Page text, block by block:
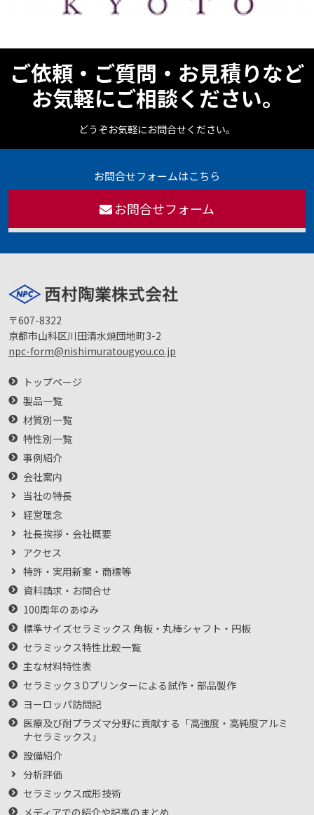
ご依頼・ご質問・お見積りなど
お気軽にご相談ください。
どうぞお気軽にお問合せください。
お問合せフォームはこちら
お問合せフォーム
〒607-8322
京都市山科区川田清水焼団地町3-2
npc-form@nishimuratougyou.co.jp
トップページ
製品一覧
材質別一覧
特性別一覧
事例紹介
会社案内
当社の特長
経営理念
社長挨拶・会社概要
アクセス
特許・実用新案・商標等
資料請求・お問合せ
100周年のあゆみ
標準サイズセラミックス 角板・丸棒シャフト・円板
セラミックス特性比較一覧
主な材料特性表
セラミック３Dプリンターによる試作・部品製作
ヨーロッパ訪問記
医療及び耐プラズマ分野に貢献する「高強度・高純度アルミ
ナセラミックス」
設備紹介
分析評価
セラミックス成形技術